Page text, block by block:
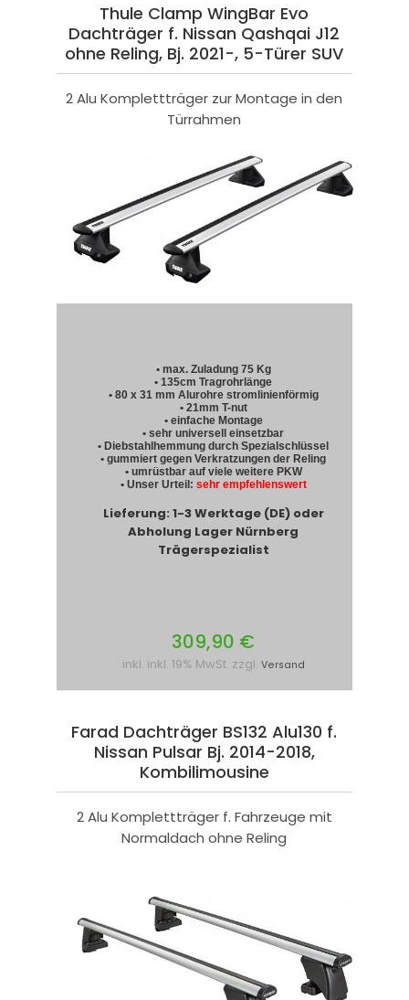
Thule Clamp WingBar Evo
Dachträger f. Nissan Qashqai J12
ohne Reling, Bj. 2021-, 5-Türer SUV
2 Alu Komplettträger zur Montage in den
Türrahmen
• max. Zuladung 75 Kg
• 135cm Tragrohrlänge
• 80 x 31 mm Alurohre stromlinienförmig
• 21mm T-nut
• einfache Montage
• sehr universell einsetzbar
• Diebstahlhemmung durch Spezialschlüssel
• gummiert gegen Verkratzungen der Reling
• umrüstbar auf viele weitere PKW
• Unser Urteil: sehr empfehlenswert
Lieferung: 1-3 Werktage (DE) oder
Abholung Lager Nürnberg
Trägerspezialist
309,90 €
inkl. inkl. 19% MwSt. zzgl. Versand
Farad Dachträger BS132 Alu130 f.
Nissan Pulsar Bj. 2014-2018,
Kombilimousine
2 Alu Komplettträger f. Fahrzeuge mit
Normaldach ohne Reling